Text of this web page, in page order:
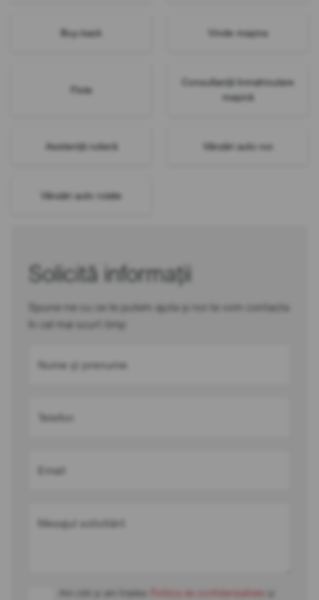
Buy-back Vinde mașina
Flote
Consultanță înmatriculare
mașină
Asistență rutieră Vânzări auto noi
Vânzări auto rulate
Solicită informații
Spune-ne cu ce te putem ajuta și noi te vom contacta
în cel mai scurt timp
Nume și prenume
Telefon
Email
Mesajul solicitării
Am citit și am înțeles Politica de confidențialitate